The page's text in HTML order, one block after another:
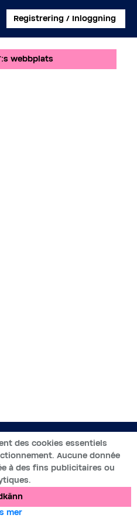
Registrering / Inloggning
webbplats
SV
- Tous droits réservés
des cookies essentiels
Aucune donnée
à des fins publicitaires ou
mer